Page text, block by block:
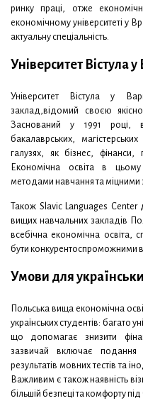
ринку праці, отже
економічному університеті у
актуальну спеціальність.
Університет Вістула
Університет Вістула у
заклад,відомий своєю
Заснований у 1991 році,
бакалаврських,
галузях, як бізнес, фінанси,
Економічна освіта в цьому
методами навчання та міцними
Також Slavic Languages
вищих навчальних закладів
всебічна економічна освіта,
бути конкурентоспроможними в
Умови для
Польська вища економічна
українських студентів: багато
що допомагає знизити
зазвичай включає подання
результатів мовних тестів та
Важливим є також наявність
більшій безпеці та комфорту